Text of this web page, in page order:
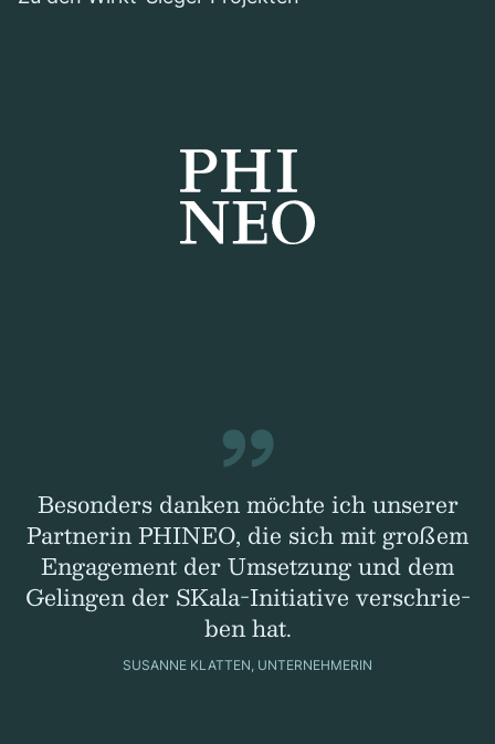
Beson­ders dan­ken möchte ich unse­rer
Part­ne­rin PHINEO, die sich mit gro­ßem
Enga­ge­ment der Umset­zung und dem
Gelin­gen der SKala-Initia­tive ver­schrie­
ben hat.
SUSANNE KLAT­TEN, UNTER­NEH­ME­RIN